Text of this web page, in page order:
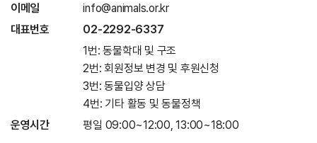
이메일
info@animals.or.kr
대표번호
02-2292-6337
1번: 동물학대 및 구조
2번: 회원정보 변경 및 후원신청
3번: 동물입양 상담
4번: 기타 활동 및 동물정책
운영시간
평일 09:00~12:00, 13:00~18:00